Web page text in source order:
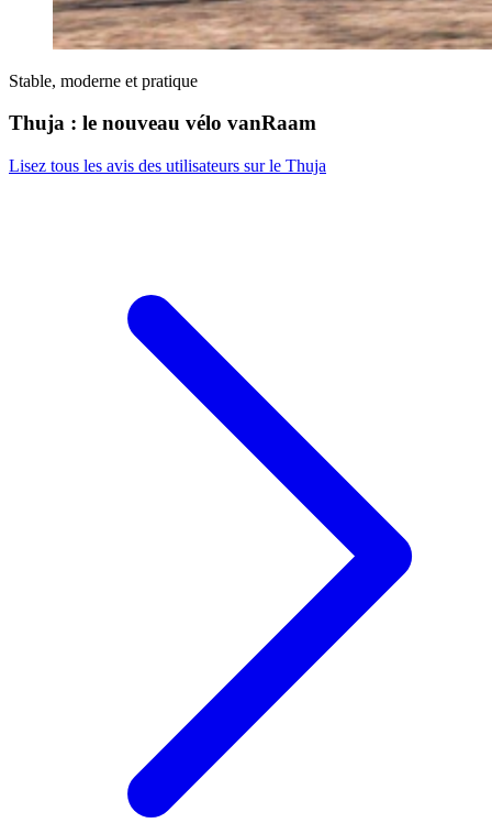
Stable, moderne et pratique
Thuja : le nouveau vélo vanRaam
Lisez tous les avis des utilisateurs sur le Thuja